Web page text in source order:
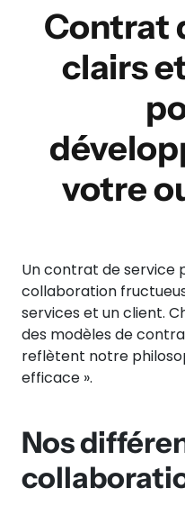
Contrat
clairs
votre
Un contrat de service
collaboration
services et un client.
des modèles de
reflètent notre
efficace ».
Nos